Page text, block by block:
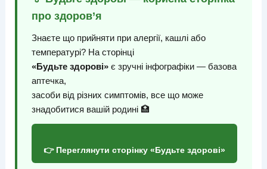
про здоров’я
Знаєте що прийняти при алергії, кашлі або
температурі? На сторінці
«Будьте здорові»є зручні інфографіки — базова
аптечка,
засоби від різних симптомів, все що може
знадобитися вашій родині 🏥
👉 Переглянути сторінку «Будьте здорові»